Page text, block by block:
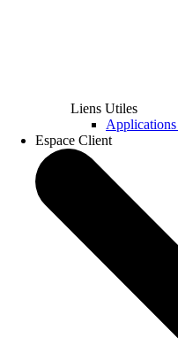
Liens Utiles
Applications
Espace Client